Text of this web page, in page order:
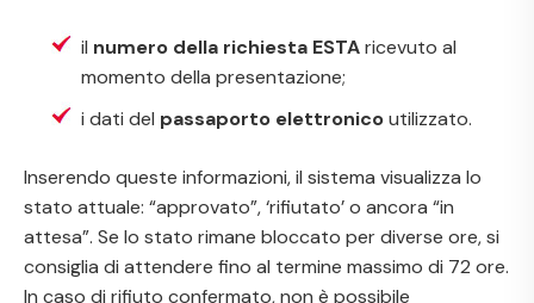
il numero della richiesta ESTAricevuto al
momento della presentazione;
i dati del passaporto elettronicoutilizzato.
Inserendo queste informazioni, il sistema visualizza lo
stato attuale: “approvato”, ‘rifiutato’ o ancora “in
attesa”. Se lo stato rimane bloccato per diverse ore, si
consiglia di attendere fino al termine massimo di 72 ore.
In caso di rifiuto confermato, non è possibile